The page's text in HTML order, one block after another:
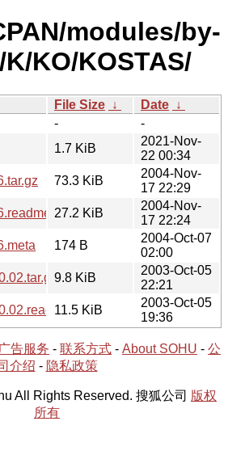
modules/by-
KO/KOSTAS/
File Size ↓ Date ↓
-
-
1.7 KiB
2021-Nov-
22 00:34
73.3 KiB
2004-Nov-
17 22:29
27.2 KiB
2004-Nov-
17 22:24
174 B
2004-Oct-07
02:00
9.8 KiB
2003-Oct-05
22:21
11.5 KiB
2003-Oct-05
19:36
广告服务 - 联系方式 - About SOHU - 公
介绍 - 隐私政策
All Rights Reserved. 搜狐公司 版权
所有